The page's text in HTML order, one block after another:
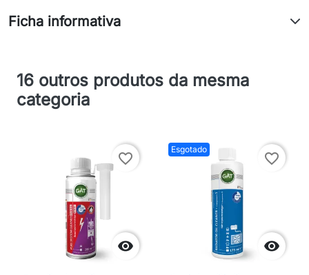
Ficha informativa
16 outros produtos da mesma
categoria

favorite_border
Esgotado

favorite_border